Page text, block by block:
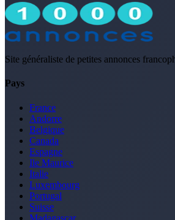
Site généraliste de petites annonces
Pays
France
Andorre
Belgique
Canada
Espagne
Ile Maurice
Italie
Luxembourg
Portugal
Suisse
Madagascar